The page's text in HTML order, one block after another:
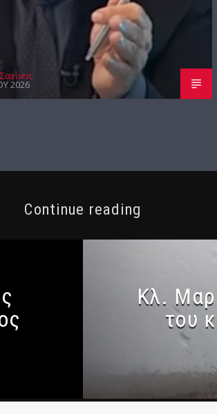
2026
Continue reading
Κλ.
του